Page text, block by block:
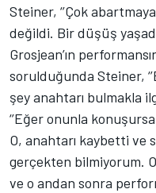
Steiner, ‘’Çok
değildi. Bir düşüş
Grosjean’ın
sorulduğunda Steiner,
şey anahtarı bulmakla
‘’Eğer onunla
O, anahtarı kaybetti ve
gerçekten bilmiyorum.
ve o andan sonra